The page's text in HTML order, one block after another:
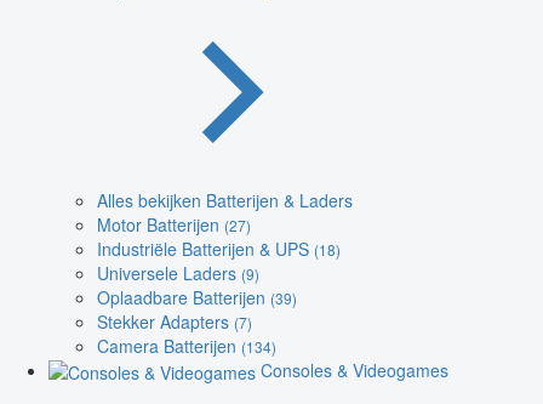
Alles bekijken Batterijen & Laders
Motor Batterijen (27)
Industriële Batterijen & UPS (18)
Universele Laders (9)
Oplaadbare Batterijen (39)
Stekker Adapters (7)
Camera Batterijen (134)
Consoles & Videogames